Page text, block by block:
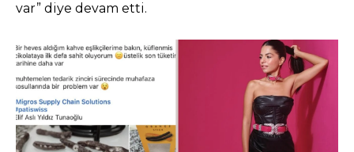
var” diye devam etti.